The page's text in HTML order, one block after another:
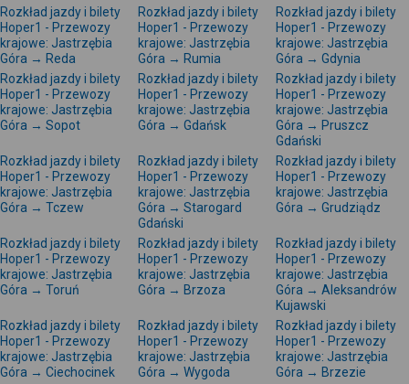
Rozkład jazdy i bilety
Hoper1 - Przewozy
krajowe: Jastrzębia
Góra → Reda
Rozkład jazdy i bilety
Hoper1 - Przewozy
krajowe: Jastrzębia
Góra → Rumia
Rozkład jazdy i bilety
Hoper1 - Przewozy
krajowe: Jastrzębia
Góra → Gdynia
Rozkład jazdy i bilety
Hoper1 - Przewozy
krajowe: Jastrzębia
Góra → Sopot
Rozkład jazdy i bilety
Hoper1 - Przewozy
krajowe: Jastrzębia
Góra → Gdańsk
Rozkład jazdy i bilety
Hoper1 - Przewozy
krajowe: Jastrzębia
Góra → Pruszcz
Gdański
Rozkład jazdy i bilety
Hoper1 - Przewozy
krajowe: Jastrzębia
Góra → Tczew
Rozkład jazdy i bilety
Hoper1 - Przewozy
krajowe: Jastrzębia
Góra → Starogard
Gdański
Rozkład jazdy i bilety
Hoper1 - Przewozy
krajowe: Jastrzębia
Góra → Grudziądz
Rozkład jazdy i bilety
Hoper1 - Przewozy
krajowe: Jastrzębia
Góra → Toruń
Rozkład jazdy i bilety
Hoper1 - Przewozy
krajowe: Jastrzębia
Góra → Brzoza
Rozkład jazdy i bilety
Hoper1 - Przewozy
krajowe: Jastrzębia
Góra → Aleksandrów
Kujawski
Rozkład jazdy i bilety
Hoper1 - Przewozy
krajowe: Jastrzębia
Góra → Ciechocinek
Rozkład jazdy i bilety
Hoper1 - Przewozy
krajowe: Jastrzębia
Góra → Wygoda
Rozkład jazdy i bilety
Hoper1 - Przewozy
krajowe: Jastrzębia
Góra → Brzezie